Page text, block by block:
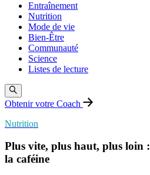
Entraînement
Nutrition
Mode de vie
Bien-Être
Communauté
Science
Listes de lecture
Obtenir votre Coach
Nutrition
Plus vite, plus haut, plus loin
la caféine